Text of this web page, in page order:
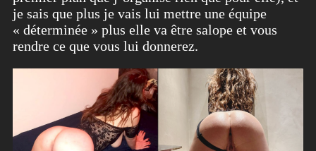
je sais que plus je vais lui mettre une équipe
« déterminée » plus elle va être salope et vous
rendre ce que vous lui donnerez.